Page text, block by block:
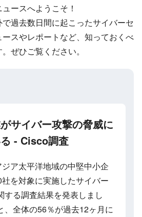
ースへようこそ！
過去数日間に起こったサイバーセ
スやレポートなど、知っておくべ
ぜひご覧ください。
サイバー攻撃の脅威に
- Cisco調査
ア太平洋地域の中堅中小企
を対象に実施したサイバー
する調査結果を発表しまし
、全体の56％が過去12ヶ月に